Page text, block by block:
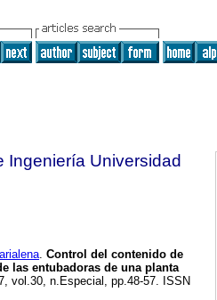
Ingeniería Universidad
. Control del contenido de
las entubadoras de una planta
vol.30, n.Especial, pp.48-57. ISSN